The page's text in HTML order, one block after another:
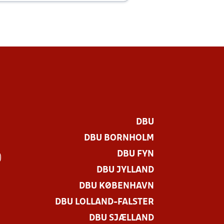
DBU
DBU BORNHOLM
DBU FYN
DBU JYLLAND
DBU KØBENHAVN
DBU LOLLAND-FALSTER
DBU SJÆLLAND